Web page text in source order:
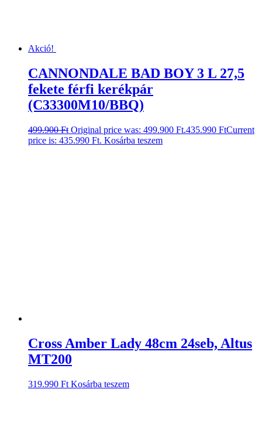
Akció!
CANNONDALE BAD BOY 3 L 27,5
fekete férfi kerékpár
(C33300M10/BBQ)
499.900Ft Original price was: 499.900 Ft.435.990 FtCurrent
price is: 435.990 Ft. Kosárba teszem
Cross Amber Lady 48cm 24seb, Altus
MT200
319.990 Ft Kosárba teszem